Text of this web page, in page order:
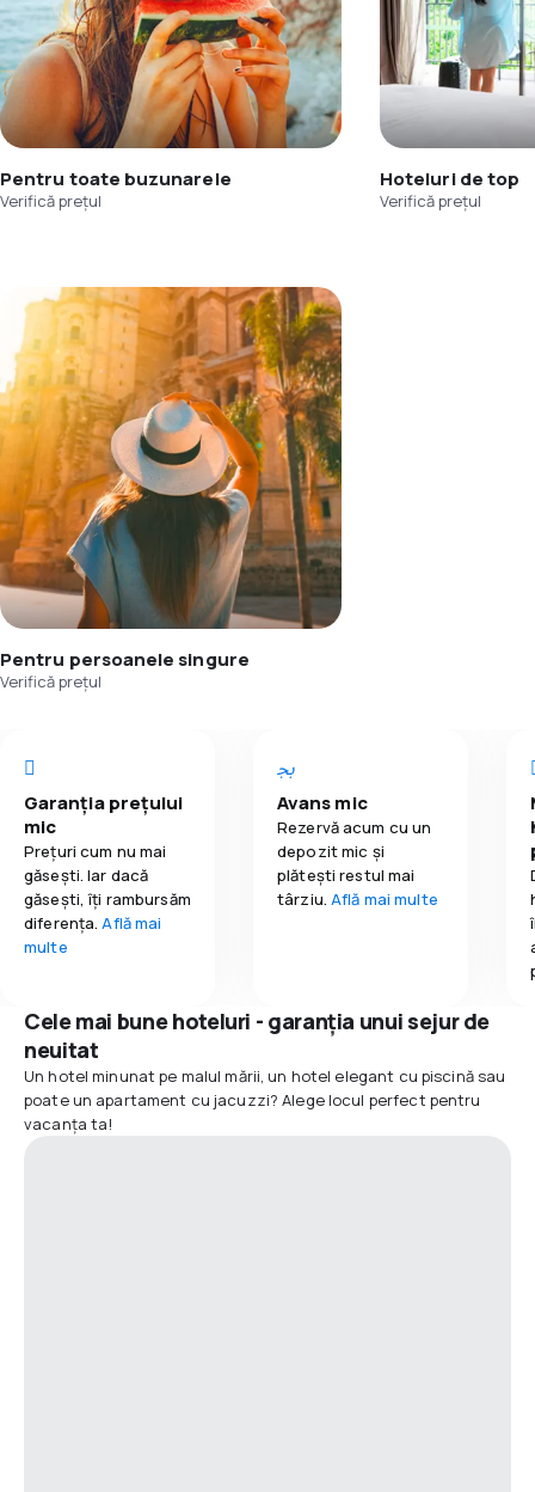
Pentru toate buzunarele
Verifică prețul
Hoteluri de top
Verifică prețul
Pentru persoanele singure
Verifică prețul
Garanția prețului
mic
Prețuri cum nu mai
găsești. Iar dacă
găseşti, îți rambursăm
diferența.Află mai
multe
Avans mic
Rezervă acum cu un
depozit mic și
plătești restul mai
târziu.Află mai multe
Cele mai bune hoteluri - garanția unui sejur de
neuitat
Un hotel minunat pe malul mării, un hotel elegant cu piscină sau
poate un apartament cu jacuzzi? Alege locul perfect pentru
vacanța ta!